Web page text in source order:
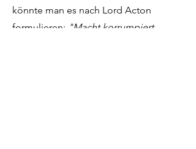
könnte man es nach Lord Acton
formulieren: "Macht korrumpiert,